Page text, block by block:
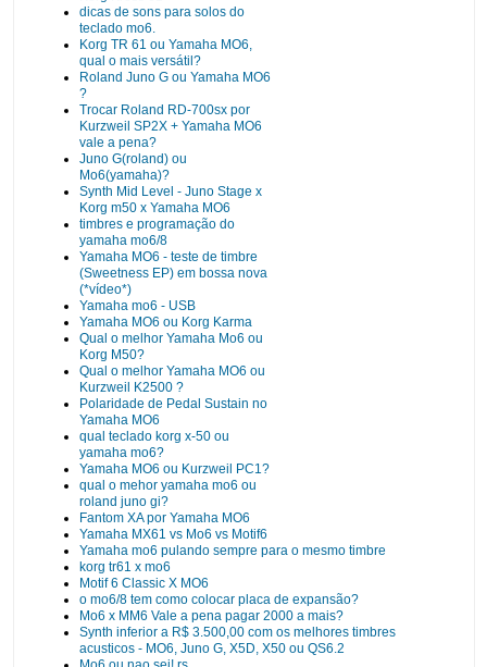
dicas de sons para solos do
teclado mo6.
Korg TR 61 ou Yamaha MO6,
qual o mais versátil?
Roland Juno G ou Yamaha MO6
?
Trocar Roland RD-700sx por
Kurzweil SP2X + Yamaha MO6
vale a pena?
Juno G(roland) ou
Mo6(yamaha)?
Synth Mid Level - Juno Stage x
Korg m50 x Yamaha MO6
timbres e programação do
yamaha mo6/8
Yamaha MO6 - teste de timbre
(Sweetness EP) em bossa nova
(*vídeo*)
Yamaha mo6 - USB
Yamaha MO6 ou Korg Karma
Qual o melhor Yamaha Mo6 ou
Korg M50?
Qual o melhor Yamaha MO6 ou
Kurzweil K2500 ?
Polaridade de Pedal Sustain no
Yamaha MO6
qual teclado korg x-50 ou
yamaha mo6?
Yamaha MO6 ou Kurzweil PC1?
qual o mehor yamaha mo6 ou
roland juno gi?
Fantom XA por Yamaha MO6
Yamaha MX61 vs Mo6 vs Motif6
Yamaha mo6 pulando sempre para o mesmo timbre
korg tr61 x mo6
Motif 6 Classic X MO6
o mo6/8 tem como colocar placa de expansão?
Mo6 x MM6 Vale a pena pagar 2000 a mais?
Synth inferior a R$ 3.500,00 com os melhores timbres
acusticos - MO6, Juno G, X5D, X50 ou QS6.2